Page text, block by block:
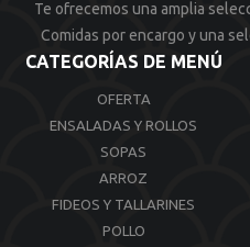
Te ofrecemos una amplia
Comidas por encargo y una
CATEGORÍAS DE MENÚ
OFERTA
ENSALADAS Y ROLLOS
SOPAS
ARROZ
FIDEOS Y TALLARINES
POLLO